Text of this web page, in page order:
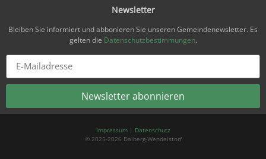
Newsletter
Bleiben Sie informiert und abbonieren Sie unseren Gemeindenewsletter. Es
gelten die Datenschutzbestimmungen.
Newsletter abonnieren
Alternative:
Impressum| Datenschutz
© 2025-2026 Dalberg-Wendelstorf